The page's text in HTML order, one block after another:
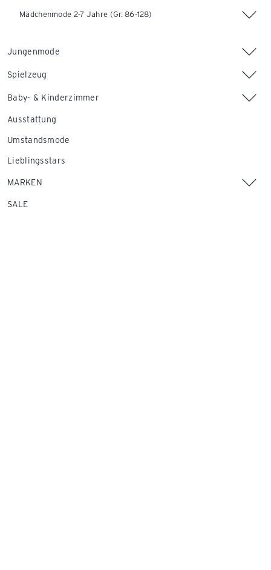
Mädchenmode 2-7 Jahre (Gr. 86-128)
Jungenmode
Spielzeug
Baby- & Kinderzimmer
Ausstattung
Umstandsmode
Lieblingsstars
MARKEN
SALE